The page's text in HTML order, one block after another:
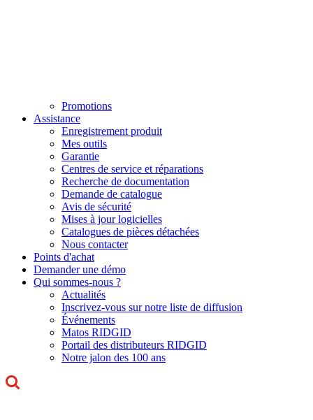
Promotions
Assistance
Enregistrement produit
Mes outils
Garantie
Centres de service et réparations
Recherche de documentation
Demande de catalogue
Avis de sécurité
Mises à jour logicielles
Catalogues de pièces détachées
Nous contacter
Points d'achat
Demander une démo
Qui sommes-nous ?
Actualités
Inscrivez-vous sur notre liste de diffusion
Événements
Matos RIDGID
Portail des distributeurs RIDGID
Notre jalon des 100 ans